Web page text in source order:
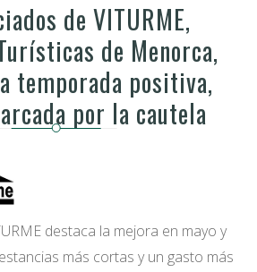
de VITURME,
de Menorca,
temporada positiva,
por la cautela
destaca la mejora en mayo y
más cortas y un gasto más